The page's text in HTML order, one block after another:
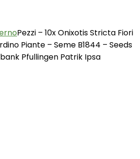
Pezzi – 10x Onixotis Stricta Fiori
Piante – Seme B1844 – Seeds
Pfullingen Patrik Ipsa